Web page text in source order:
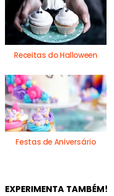
Receitas do Halloween
Festas de Aniversário
EXPERIMENTA TAMBÉM!